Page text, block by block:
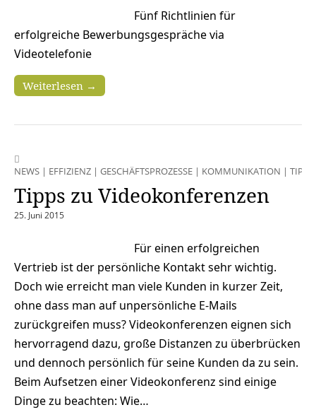
Fünf Richtlinien für
erfolgreiche Bewerbungsgespräche via
Videotelefonie
Weiterlesen →
NEWS | EFFIZIENZ | GESCHÄFTSPROZESSE | KOMMUNIKATION | TIPPS
Tipps zu Videokonferenzen
25. Juni 2015
Für einen erfolgreichen
Vertrieb ist der persönliche Kontakt sehr wichtig.
Doch wie erreicht man viele Kunden in kurzer Zeit,
ohne dass man auf unpersönliche E-Mails
zurückgreifen muss? Videokonferenzen eignen sich
hervorragend dazu, große Distanzen zu überbrücken
und dennoch persönlich für seine Kunden da zu sein.
Beim Aufsetzen einer Videokonferenz sind einige
Dinge zu beachten: Wie…